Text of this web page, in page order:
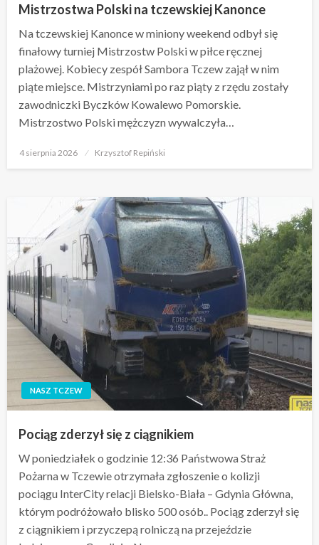
Mistrzostwa Polski na tczewskiej Kanonce
Na tczewskiej Kanonce w miniony weekend odbył się
finałowy turniej Mistrzostw Polski w piłce ręcznej
plażowej. Kobiecy zespół Sambora Tczew zajął w nim
piąte miejsce. Mistrzyniami po raz piąty z rzędu zostały
zawodniczki Byczków Kowalewo Pomorskie.
Mistrzostwo Polski mężczyzn wywalczyła…
Opublikowane
4 sierpnia 2026 Krzysztof Repiński
NASZ TCZEW
Pociąg zderzył się z ciągnikiem
W poniedziałek o godzinie 12:36 Państwowa Straż
Pożarna w Tczewie otrzymała zgłoszenie o kolizji
pociągu InterCity relacji Bielsko-Biała – Gdynia Główna,
którym podróżowało blisko 500 osób.. Pociąg zderzył się
z ciągnikiem i przyczepą rolniczą na przejeździe